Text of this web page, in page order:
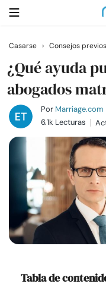
Buscar
Casarse
Relaciones
Familia
Ayuda
Cursos
Recursos
Casarse › Consejos
¿Qué ayuda
abogados
Por Marriage.com
6.1k Lecturas
Tabla de